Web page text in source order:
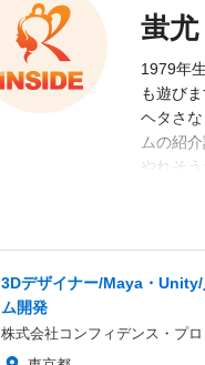
蚩尤
1979年
も遊び
ヘタさ
ムの紹
やれそ
3Dデザイナー/Maya・
ム開発
株式会社コンフィデンス・プロ